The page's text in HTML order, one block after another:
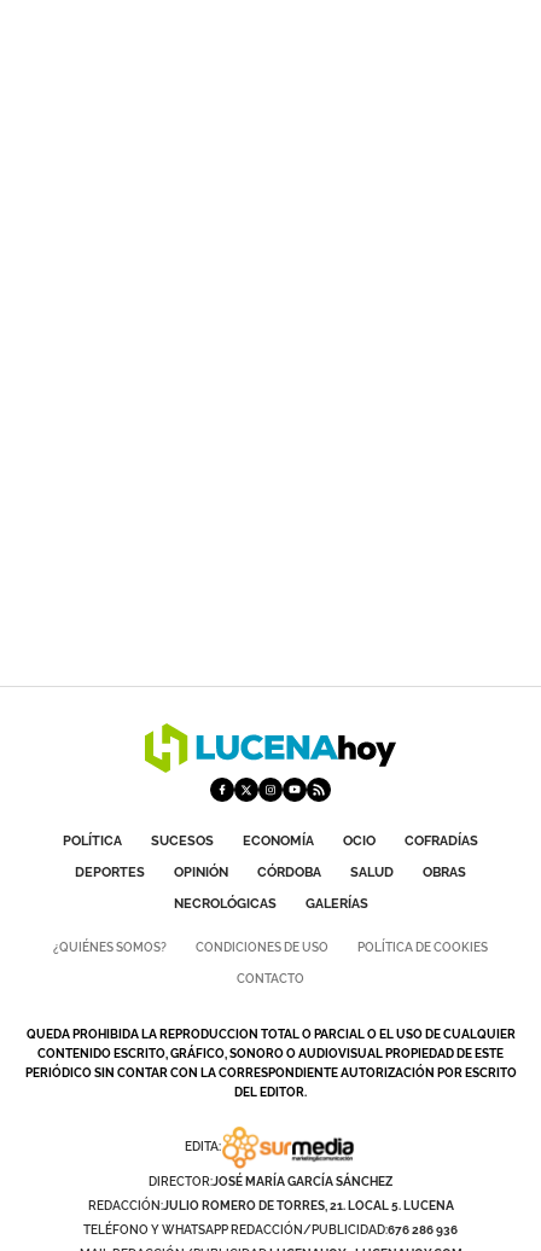
POLÍTICA SUCESOS ECONOMÍA OCIO
COFRADÍAS
DEPORTES
OPINIÓN CÓRDOBA SALUD
OBRAS
NECROLÓGICAS
GALERÍAS
¿QUIÉNES SOMOS? CONDICIONES DE USO POLÍTICA DE COOKIES
CONTACTO
QUEDA PROHIBIDA LA REPRODUCCION TOTAL O PARCIAL O EL USO DE CUALQUIER
CONTENIDO ESCRITO, GRÁFICO, SONORO O AUDIOVISUAL PROPIEDAD DE ESTE
PERIÓDICO SIN CONTAR CON LA CORRESPONDIENTE AUTORIZACIÓN POR ESCRITO
DEL EDITOR.
EDITA:
DIRECTOR:JOSÉ MARÍA GARCÍA SÁNCHEZ
REDACCIÓN:JULIO ROMERO DE TORRES, 21. LOCAL 5. LUCENA
TELÉFONO Y WHATSAPP REDACCIÓN/PUBLICIDAD:676 286 936